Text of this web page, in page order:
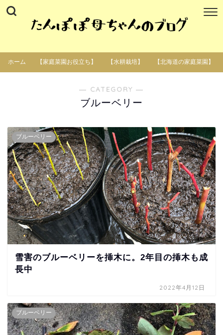
ホーム 【家庭菜園お役立ち】 【水耕栽培】 【北海道の家庭菜園】
― CATEGORY ―
ブルーベリー
ブルーベリー
雪害のブルーベリーを挿木に。2年目の挿木も成
長中
2022年4月12日
ブルーベリー